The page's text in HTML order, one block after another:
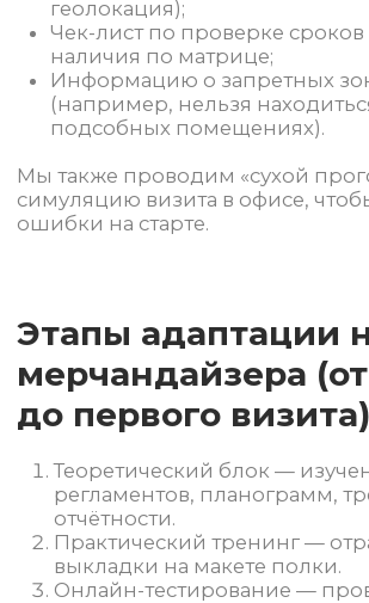
Назначаем персонального наставника на
первые 2 недели;
Обеспечиваем оперативную поддержку
через мессенджеры и горячую линию;
Проводим регулярные встречи для
обратной связи;
Поощряем качество, а не только
Благодаря такой системе мы снижаем ошибки
на старте на 70% и удерживаем более 85%
персонала в первые 3 месяца.
Контакты
+7 800 600-61-79
Москва, Щипок, 9/26, стр. 3
sales@diyservice.ru